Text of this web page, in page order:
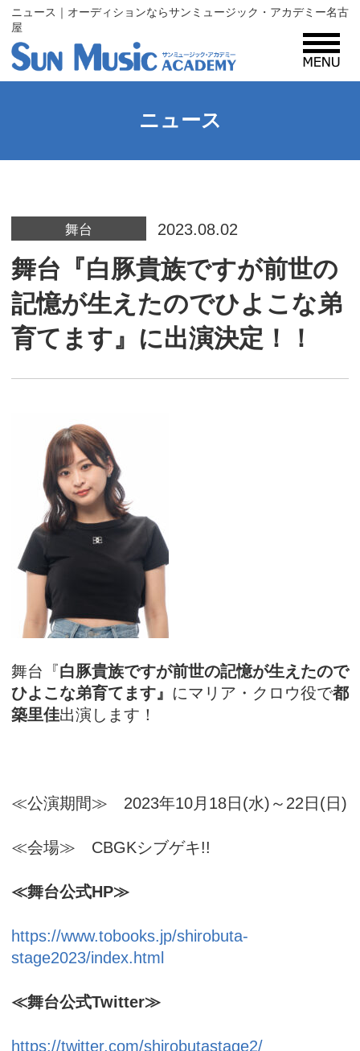
ニュース｜オーディションならサンミュージック・アカデミー名古
屋
MENU
サンミュージック・アカデミーとは？
入所案内
プロフィール
レッスン生・タレント募集
キャスティング
動画配信
ニュース
舞台 2023.08.02
舞台『白豚貴族ですが前世の
記憶が生えたのでひよこな弟
育てます』に出演決定！！
舞台『白豚貴族ですが前世の記憶が生えたので
ひよこな弟育てます』 にマリア・クロウ役で都
築里佳出演します！
≪公演期間≫ 2023年10月18日(水)～22日(日)
≪会場≫ CBGKシブゲキ!!
≪舞台公式HP≫
https://www.tobooks.jp/shirobuta-
stage2023/index.html
≪舞台公式Twitter≫
https://twitter.com/shirobutastage2/